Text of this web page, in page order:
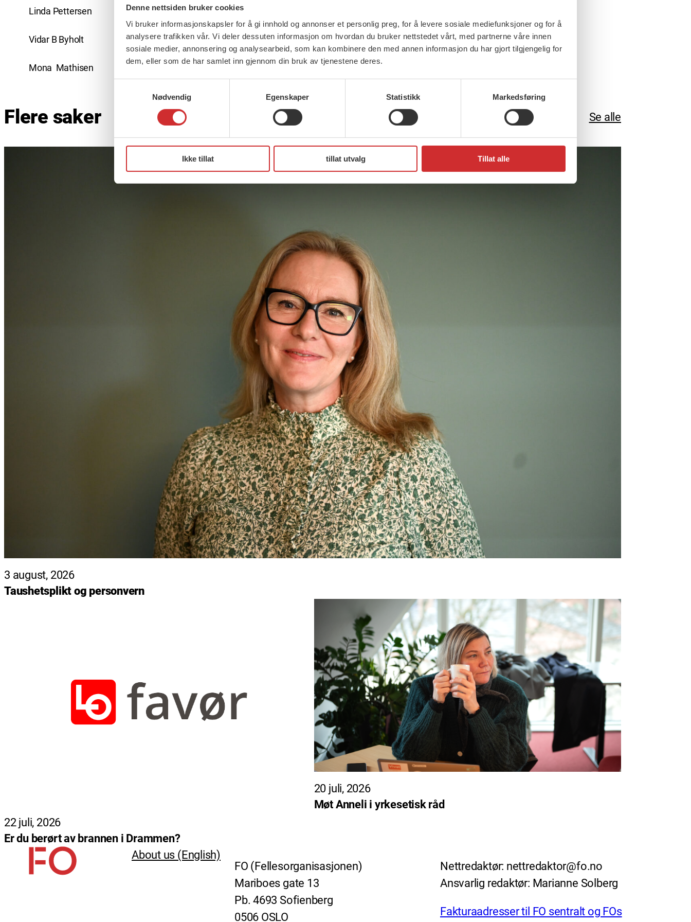
Denne nettsiden bruker cookies
Vi bruker informasjonskapsler for å gi innhold og annonser et personlig preg, for å levere sosiale mediefunksjoner og for å
analysere trafikken vår. Vi deler dessuten informasjon om hvordan du bruker nettstedet vårt, med partnerne våre innen
sosiale medier, annonsering og analysearbeid, som kan kombinere den med annen informasjon du har gjort tilgjengelig for
dem, eller som de har samlet inn gjennom din bruk av tjenestene deres.
Nødvendig
Egenskaper Statistikk Markedsføring
Ikke tillat tillat utvalg Tillat alle
Linda Pettersen
Vidar B Byholt
Mona Mathisen
Flere saker Se alle
3 august, 2026
Taushetsplikt og personvern
22 juli, 2026
Er du berørt av brannen i Drammen?
20 juli, 2026
Møt Anneli i yrkesetisk råd
About us (English)
FO (Fellesorganisasjonen)
Mariboes gate 13
Pb. 4693 Sofienberg
0506 OSLO
Nettredaktør: nettredaktor@fo.no
Ansvarlig redaktør: Marianne Solberg
Fakturaadresser til FO sentralt og FOs